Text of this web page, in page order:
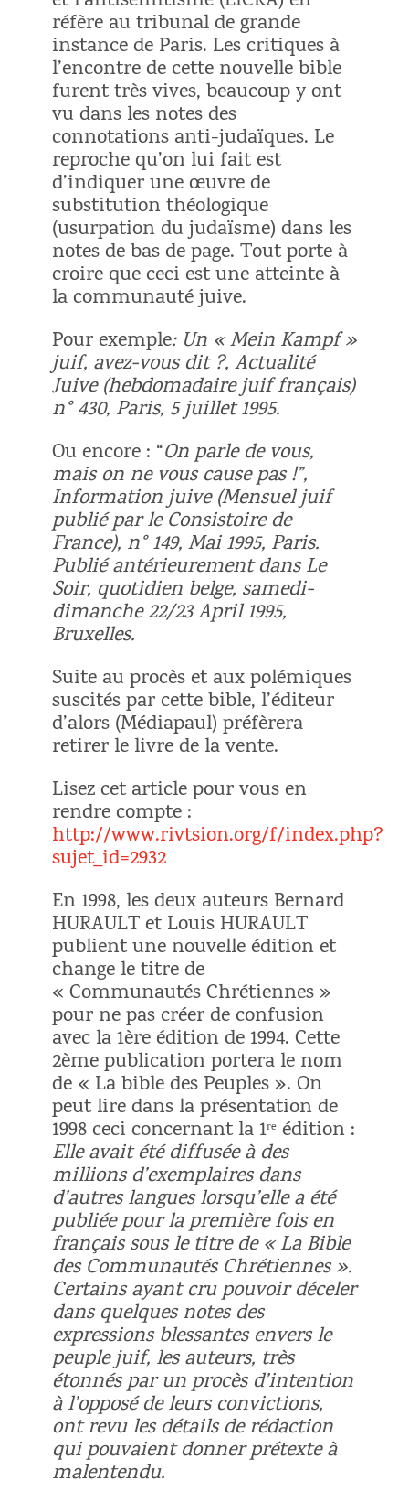
réfère au tribunal de grande
instance de Paris. Les critiques à
l’encontre de cette nouvelle bible
furent très vives, beaucoup y ont
vu dans les notes des
connotations anti-judaïques. Le
reproche qu’on lui fait est
d’indiquer une œuvre de
substitution théologique
(usurpation du judaïsme) dans les
notes de bas de page. Tout porte à
croire que ceci est une atteinte à
la communauté juive.
Pour exemple: Un « Mein Kampf »
juif, avez-vous dit ?, Actualité
Juive (hebdomadaire juif français)
n° 430, Paris, 5 juillet 1995.
Ou encore : “On parle de vous,
mais on ne vous cause pas !”,
Information juive (Mensuel juif
publié par le Consistoire de
France), n° 149, Mai 1995, Paris.
Publié antérieurement dans Le
Soir, quotidien belge, samedi-
dimanche 22/23 April 1995,
Bruxelles.
Suite au procès et aux polémiques
suscités par cette bible, l’éditeur
d’alors (Médiapaul) préfèrera
retirer le livre de la vente.
Lisez cet article pour vous en
rendre compte :
http://www.rivtsion.org/f/index.php?
sujet_id=2932
En 1998, les deux auteurs Bernard
HURAULT et Louis HURAULT
publient une nouvelle édition et
change le titre de
« Communautés Chrétiennes »
pour ne pas créer de confusion
avec la 1ère édition de 1994. Cette
2ème publication portera le nom
de « La bible des Peuples ». On
peut lire dans la présentation de
1998 ceci concernant la 1ʳᵉ édition :
Elle avait été diffusée à des
millions d’exemplaires dans
d’autres langues lorsqu’elle a été
publiée pour la première fois en
français sous le titre de « La Bible
des Communautés Chrétiennes ».
Certains ayant cru pouvoir déceler
dans quelques notes des
expressions blessantes envers le
peuple juif, les auteurs, très
étonnés par un procès d’intention
à l’opposé de leurs convictions,
ont revu les détails de rédaction
qui pouvaient donner prétexte à
malentendu.